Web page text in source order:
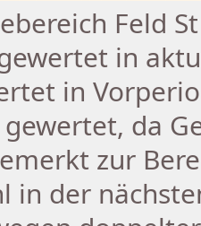
Feld
in
in
da
zur
in der